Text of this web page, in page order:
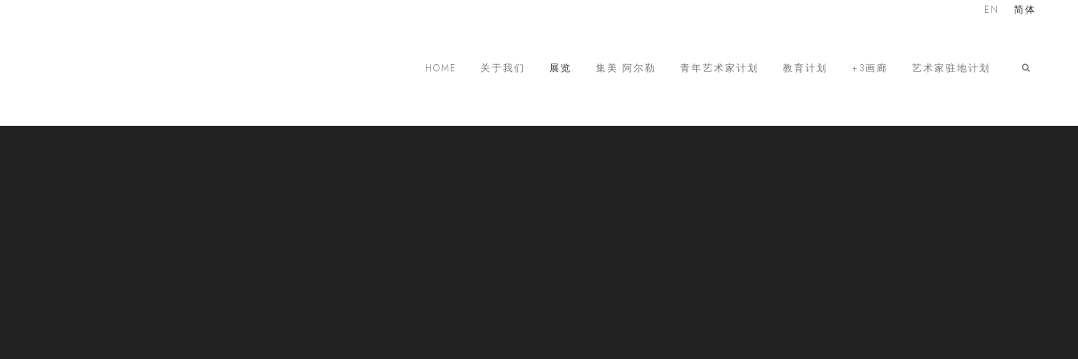
HOME 关于我们 展览 集美·阿尔勒 青年艺术家计划 教育计划 +3画廊 艺术家驻地计划
EN 简体